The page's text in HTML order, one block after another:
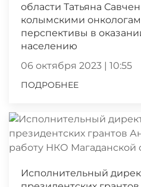
области Татьяна
колымскими
перспективы в
населению
06 октября 2023 | 10:55
ПОДРОБНЕЕ
Исполнительный